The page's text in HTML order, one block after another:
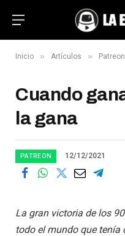
Inicio » Artículos » Patreon
Cuando
la gana
PATREON 12/12/2021
La gran victoria de los
todo el mundo que tenía